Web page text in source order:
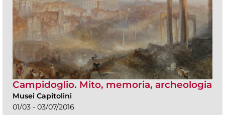
Campidoglio. Mito, memoria, archeologia
Musei Capitolini
01/03 - 03/07/2016